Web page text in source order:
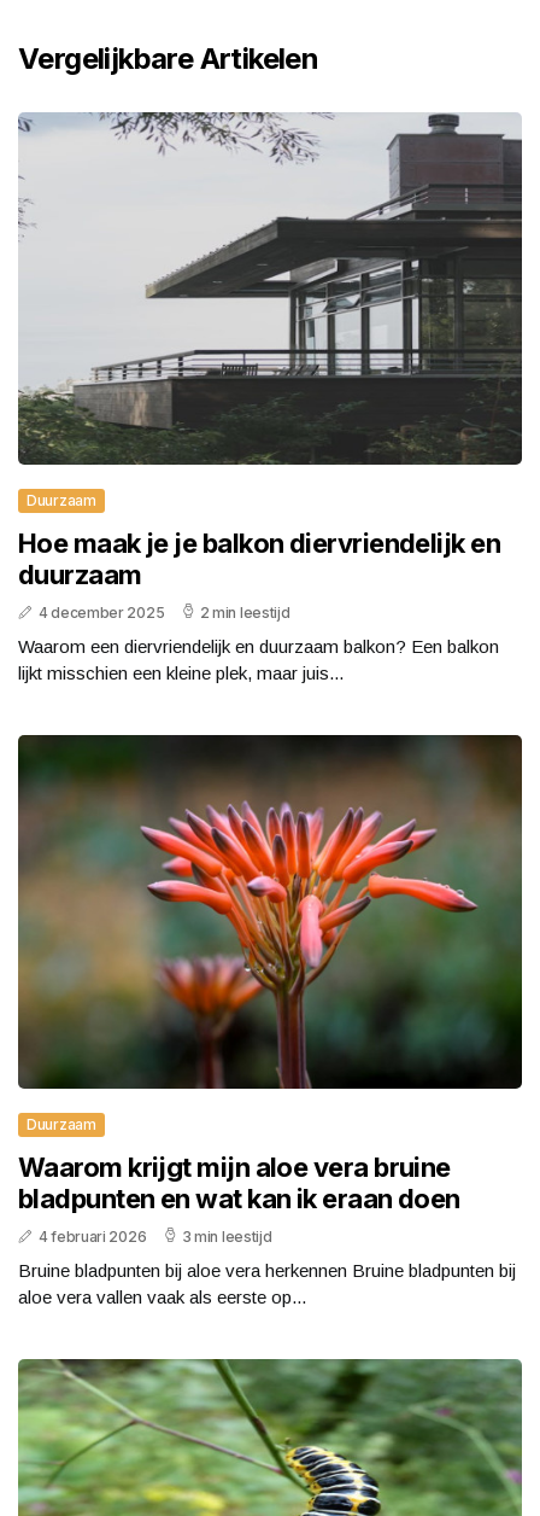
Vergelijkbare Artikelen
Duurzaam
Hoe maak je je balkon diervriendelijk en
duurzaam
4 december 2025 2 min leestijd
Waarom een diervriendelijk en duurzaam balkon? Een balkon
lijkt misschien een kleine plek, maar juis...
Duurzaam
Waarom krijgt mijn aloe vera bruine
bladpunten en wat kan ik eraan doen
4 februari 2026 3 min leestijd
Bruine bladpunten bij aloe vera herkennen Bruine bladpunten bij
aloe vera vallen vaak als eerste op...